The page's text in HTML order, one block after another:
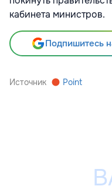
кабинета министров.
Подпишитесь
Источник Point